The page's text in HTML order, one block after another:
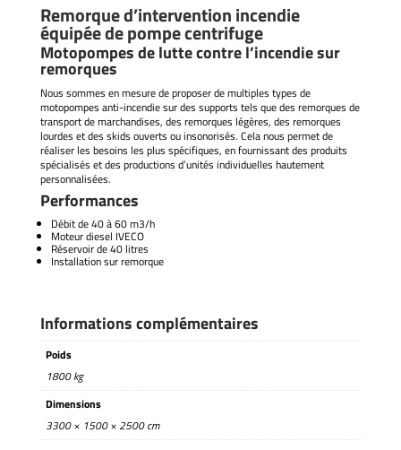
Remorque d’intervention incendie
équipée de pompe centrifuge
Motopompes de lutte contre l’incendie sur
remorques
Nous sommes en mesure de proposer de multiples types de
motopompes anti-incendie sur des supports tels que des remorques de
transport de marchandises, des remorques légères, des remorques
lourdes et des skids ouverts ou insonorisés. Cela nous permet de
réaliser les besoins les plus spécifiques, en fournissant des produits
spécialisés et des productions d’unités individuelles hautement
personnalisées.
Performances
Débit de 40 à 60 m3/h
Moteur diesel IVECO
Réservoir de 40 litres
Installation sur remorque
Informations complémentaires
Poids
1800 kg
Dimensions
3300 × 1500 × 2500 cm